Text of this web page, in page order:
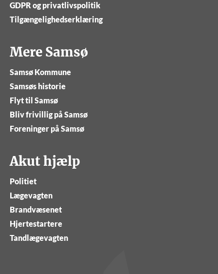
GDPR og privatlivspolitik
Tilgængelighedserklæring
Mere Samsø
Samsø Kommune
Samsøs historie
Flyt til Samsø
Bliv frivillig på Samsø
Foreninger på Samsø
Akut hjælp
Politiet
Lægevagten
Brandvæsenet
Hjertestartere
Tandlægevagten